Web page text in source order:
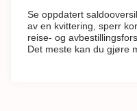
Se oppdatert
av en kvittering, sperr
reise- og
Det meste kan du gjøre